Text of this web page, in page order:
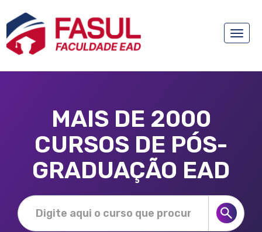
Toggle
MAIS DE 2000
CURSOS DE PÓS-
GRADUAÇÃO EAD